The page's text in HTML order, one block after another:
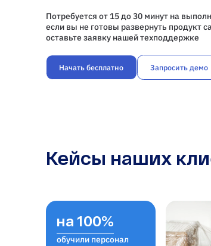
Потребуется от 15 до 30 минут на
если вы не готовы развернуть продукт
оставьте заявку нашей техподдержке
Начать бесплатно Запросить демо
Кейсы наших
на 100%
обучили персонал